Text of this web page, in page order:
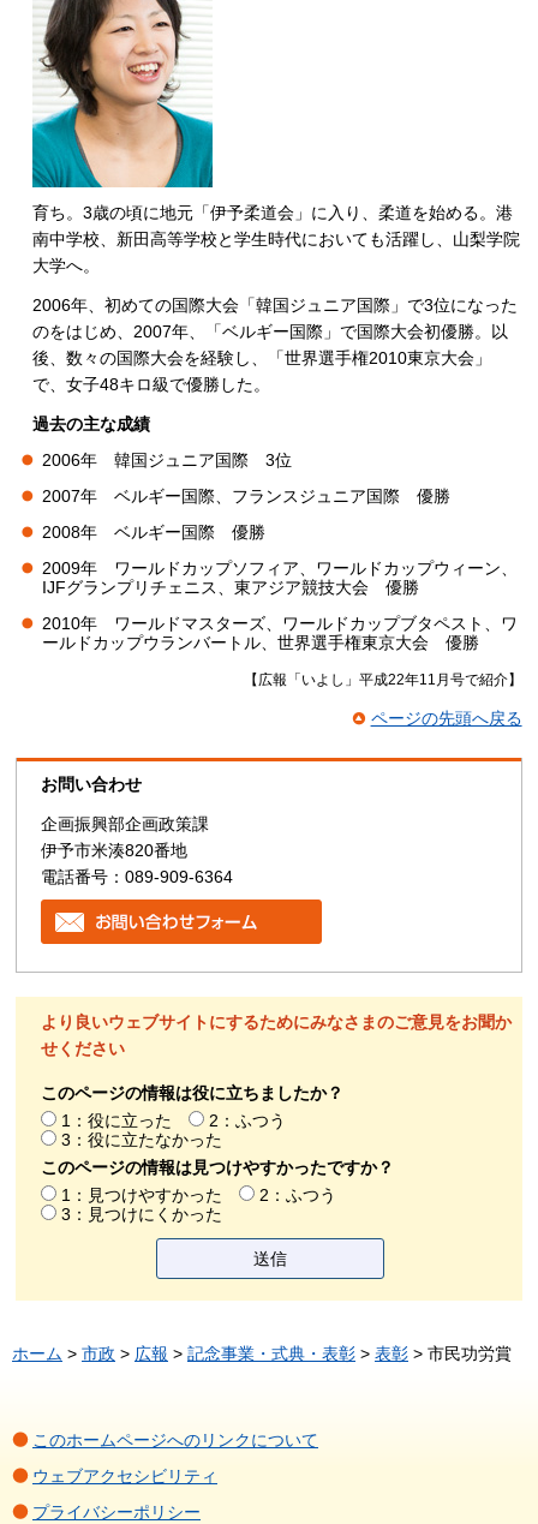
育ち。3歳の頃に地元「伊予柔道会」に入り、柔道を始める。港
南中学校、新田高等学校と学生時代においても活躍し、山梨学院
大学へ。
2006年、初めての国際大会「韓国ジュニア国際」で3位になった
のをはじめ、2007年、「ベルギー国際」で国際大会初優勝。以
後、数々の国際大会を経験し、「世界選手権2010東京大会」
で、女子48キロ級で優勝した。
過去の主な成績
2006年
韓国ジュニア国際 3位
2007年
ベルギー国際、フランスジュニア国際 優勝
2008年
ベルギー国際 優勝
2009年
ワールドカップソフィア、ワールドカップウィーン、
IJFグランプリチェニス、東アジア競技大会
優勝
2010年
ワールドマスターズ、ワールドカップブタペスト、ワ
ールドカップウランバートル、世界選手権東京大会
優勝
【広報「いよし」平成22年11月号で紹介】
ページの先頭へ戻る
お問い合わせ
企画振興部企画政策課
伊予市米湊820番地
電話番号：089-909-6364
より良いウェブサイトにするためにみなさまのご意見をお聞か
せください
このページの情報は役に立ちましたか？
1：役に立った
2：ふつう
3：役に立たなかった
このページの情報は見つけやすかったですか？
1：見つけやすかった
2：ふつう
3：見つけにくかった
ホーム > 市政 > 広報 > 記念事業・式典・表彰 > 表彰 > 市民功労賞
このホームページへのリンクについて
ウェブアクセシビリティ
プライバシーポリシー